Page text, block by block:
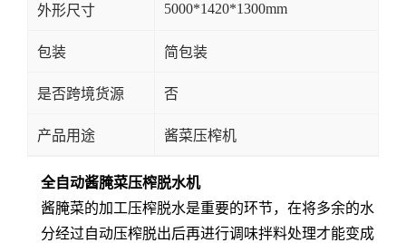
外形尺寸 5000*1420*1300mm
包装 简包装
是否跨境货源 否
产品用途 酱菜压榨机
全自动酱腌菜压榨脱水机
酱腌菜的加工压榨脱水是重要的环节，在将多余的水
分经过自动压榨脱出后再进行调味拌料处理才能变成